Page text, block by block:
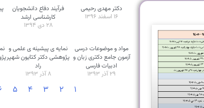
دکتر مهدی رحیمی
۱۶ اسفند ۱۳۹۶
فرآیند دفاع دانشجویان
کارشناسی ارشد
۲۸ دی ۱۳۹۴
مواد و موضوعات درسی
آزمون جامع دکتری زبان و
ادبیات فارسی
۲۹ آذر ۱۳۹۳
نمایه ی پیشینه ی علمی و
پژوهشی دکتر کتایون شهپر
راد
۸ آذر ۱۳۹۳
۱ ۲ ۳ ۴ ۵